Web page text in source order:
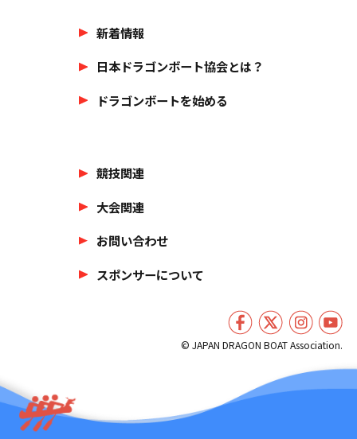
新着情報
日本ドラゴンボート協会とは？
ドラゴンボートを始める
競技関連
大会関連
お問い合わせ
スポンサーについて
© JAPAN DRAGON BOAT Association.